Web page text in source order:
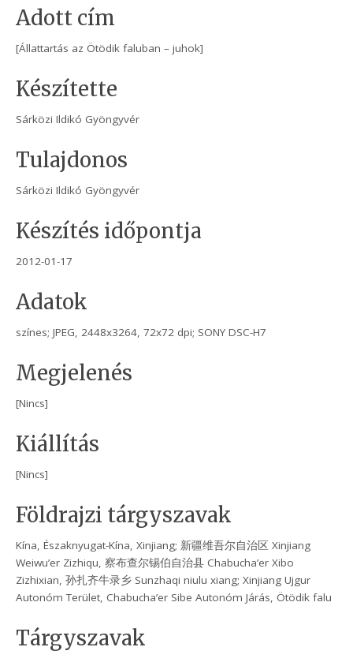
Adott cím
[Állattartás az Ötödik faluban – juhok]
Készítette
Sárközi Ildikó Gyöngyvér
Tulajdonos
Sárközi Ildikó Gyöngyvér
Készítés időpontja
2012-01-17
Adatok
színes; JPEG, 2448x3264, 72x72 dpi; SONY DSC-H7
Megjelenés
[Nincs]
Kiállítás
[Nincs]
Földrajzi tárgyszavak
Kína, Északnyugat-Kína, Xinjiang; 新疆维吾尔自治区 Xinjiang
Weiwu’er Zizhiqu, 察布查尔锡伯自治县 Chabucha’er Xibo
Zizhixian, 孙扎齐牛录乡 Sunzhaqi niulu xiang; Xinjiang Ujgur
Autonóm Terület, Chabucha’er Sibe Autonóm Járás, Ötödik falu
Tárgyszavak